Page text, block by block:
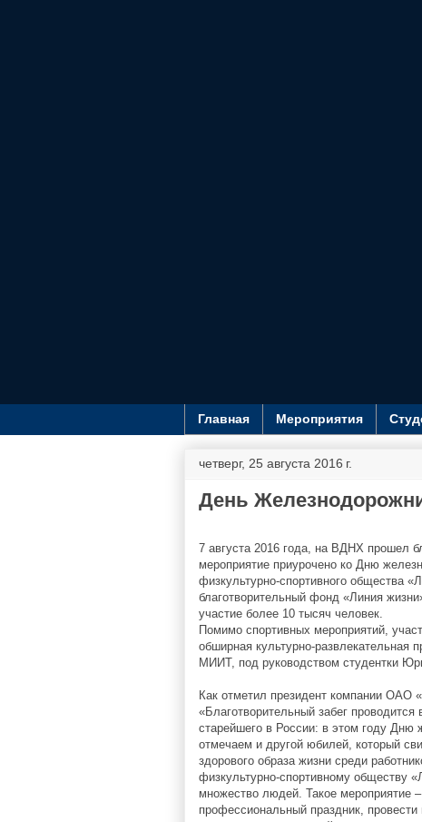
Главная Мероприятия
четверг, 25 августа 2016 г.
День
7 августа 2016 года, на ВДНХ прошел
мероприятие приурочено ко Дню
физкультурно-спортивного общества
благотворительный фонд «Линия
участие более 10 тысяч человек.
Помимо спортивных мероприятий,
обширная культурно-развлекательная
МИИТ, под руководством студентки
Как отметил президент компании
«Благотворительный забег
старейшего в России: в этом году
отмечаем и другой юбилей, который
здорового образа жизни среди
физкультурно-спортивному обществу
множество людей. Такое мероприятие
профессиональный праздник,